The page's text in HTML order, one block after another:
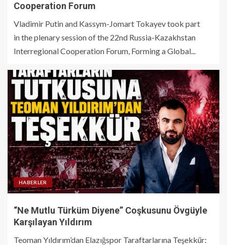
Cooperation Forum
Vladimir Putin and Kassym-Jomart Tokayev took part
in the plenary session of the 22nd Russia-Kazakhstan
Interregional Cooperation Forum, Forming a Global...
HABERLER
“Ne Mutlu Türküm Diyene” Coşkusunu Övgüyle
Karşılayan Yıldırım
Teoman Yıldırım’dan Elazığspor Taraftarlarına Teşekkür: